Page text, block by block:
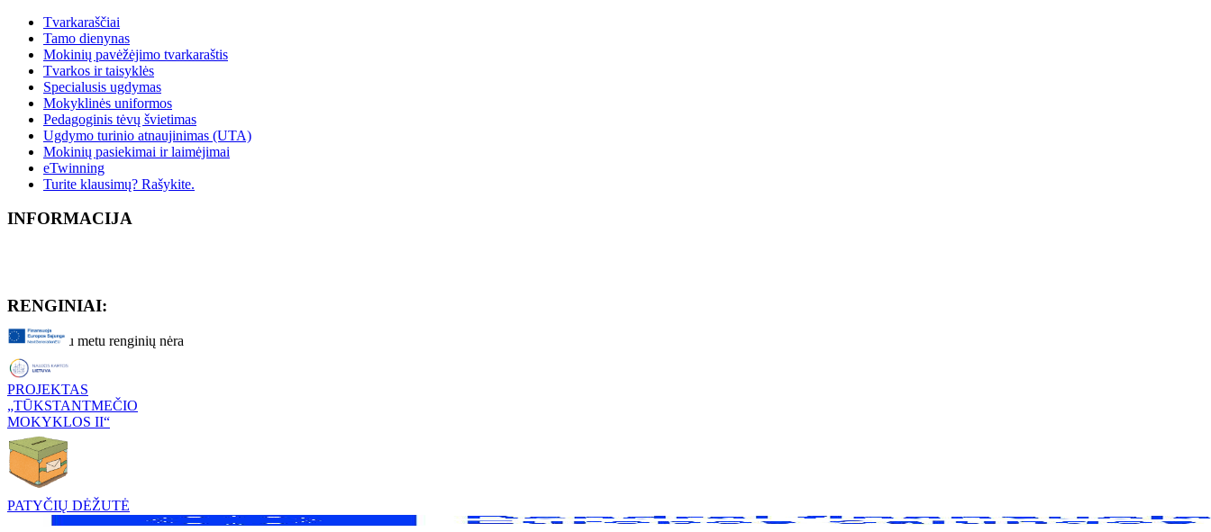
Tvarkaraščiai
Tamo dienynas
Mokinių pavėžėjimo tvarkaraštis
Tvarkos ir taisyklės
Specialusis ugdymas
Mokyklinės uniformos
Pedagoginis tėvų švietimas
Ugdymo turinio atnaujinimas (UTA)
Mokinių pasiekimai ir laimėjimai
eTwinning
Turite klausimų? Rašykite.
INFORMACIJA
RENGINIAI:
Artimiausiu metu renginių nėra
PROJEKTAS
„TŪKSTANTMEČIO
MOKYKLOS II“
PATYČIŲ DĖŽUTĖ